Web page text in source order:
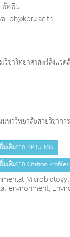
ดพิน
วิชาวิทยาศาสตร์สิ่งแวด
หาวิทยาลัยสายวิชาการ
มเติมจาก KPRU MIS
มเติมจาก Citation Profiles
environment,